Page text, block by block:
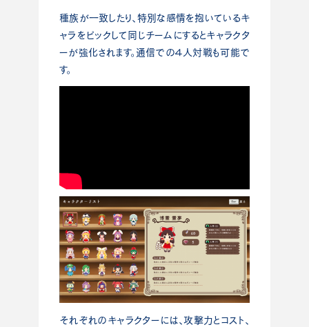
種族が一致したり、特別な感情を抱いているキ
ャラをピックして同じチームにするとキャラクタ
ーが強化されます。通信での４人対戦も可能で
す。
それぞれのキャラクターには、攻撃力とコスト、